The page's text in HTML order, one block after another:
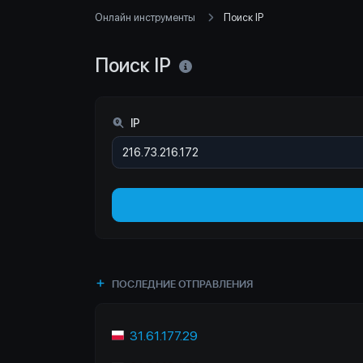
Онлайн инструменты Поиск IP
Поиск IP
IP
ПОСЛЕДНИЕ ОТПРАВЛЕНИЯ
31.61.177.29